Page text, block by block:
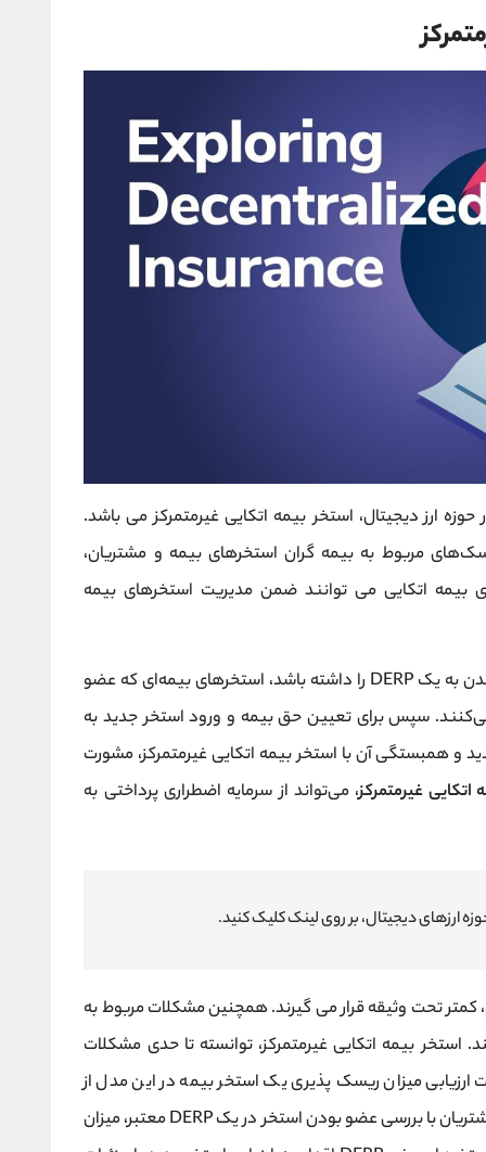
ارز دیجیتال، استخر بیمه اتکایی غیرمتمرکز می باشد.
مربوط به بیمه ‌گران استخرهای بیمه و مشتریان،
بیمه اتکایی می توانند ضمن مدیریت استخرهای بیمه
برای مثال اگر یک استخر بیمه جدید قصد ملحق شدن به یک DERP را داشته باشد، استخرهای بیمه‌ای که عضو
سپس برای تعیین حق بیمه و ورود استخر جدید به
و همبستگی آن با استخر بیمه اتکایی غیرمتمرکز، مشورت
اتکایی غیرمتمرکز، می‌تواند از سرمایه اضطراری پرداختی به
ارزهای دیجیتال، بر روی لینک کلیک کنید.
تحت وثیقه قرار می گیرند. همچنین مشکلات مربوط به
بیمه اتکایی غیرمتمرکز، توانسته تا حدی مشکلات
ارزیابی میزان ریسک‌ پذیری یک استخر بیمه در این مدل از
مشتری به سایر استخرهای بیمه منتقل می‌شود. مشتریان با بررسی عضو بودن استخر در یک DERP معتبر، میزان